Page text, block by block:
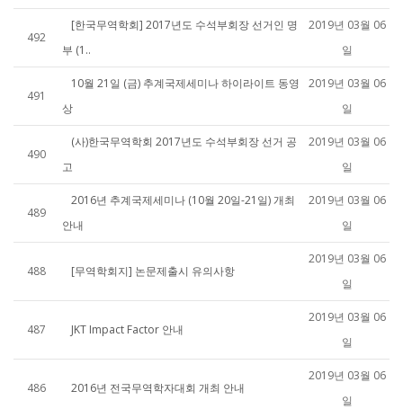
492
[한국무역학회] 2017년도 수석부회장 선거인 명
부 (1..
2019년 03월 06
일
491
10월 21일 (금) 추계국제세미나 하이라이트 동영
상
2019년 03월 06
일
490
(사)한국무역학회 2017년도 수석부회장 선거 공
고
2019년 03월 06
일
489
2016년 추계국제세미나 (10월 20일-21일) 개최
안내
2019년 03월 06
일
488 [무역학회지] 논문제출시 유의사항
2019년 03월 06
일
487 JKT Impact Factor 안내
2019년 03월 06
일
486 2016년 전국무역학자대회 개최 안내
2019년 03월 06
일